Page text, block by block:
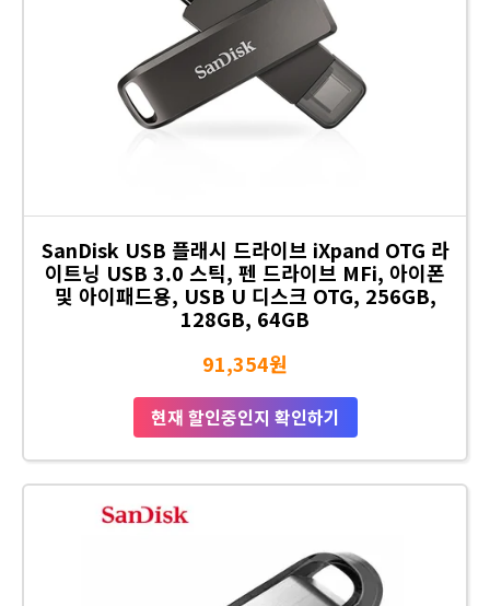
SanDisk USB 플래시 드라이브 iXpand OTG 라
이트닝 USB 3.0 스틱, 펜 드라이브 MFi, 아이폰
및 아이패드용, USB U 디스크 OTG, 256GB,
128GB, 64GB
91,354원
현재 할인중인지 확인하기